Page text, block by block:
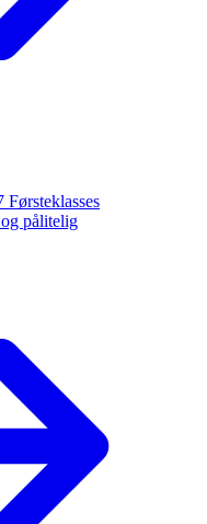
Førsteklasses
pålitelig